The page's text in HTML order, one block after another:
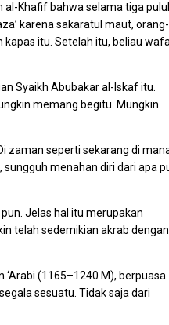
al-Khafif bahwa selama tiga
karena sakaratul maut, orang-
kapas itu. Setelah itu, beliau
Syaikh Abubakar al-Iskaf itu.
memang begitu. Mungkin
zaman seperti sekarang di
menahan diri dari apa
Jelas hal itu merupakan
telah sedemikian akrab dengan
(1165–1240 M), berpuasa
sesuatu. Tidak saja dari